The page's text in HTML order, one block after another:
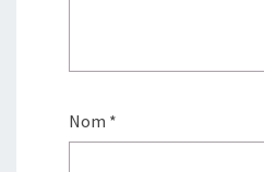
Nom *